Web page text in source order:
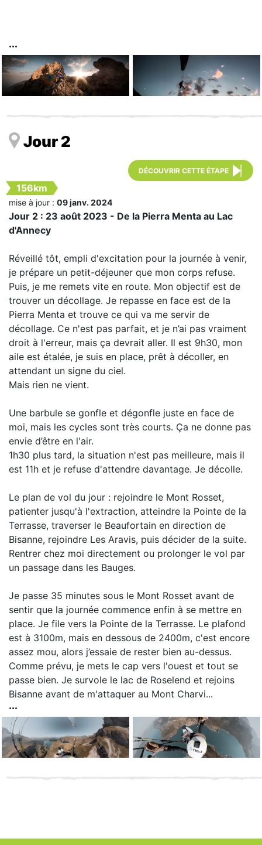
Jour 2
DÉCOUVRIR CETTE ÉTAPE
156km
mise à jour : 09 janv. 2024
Jour 2 : 23 août 2023 - De la Pierra Menta au Lac
d'Annecy
Réveillé tôt, empli d'excitation pour la journée à venir,
je prépare un petit-déjeuner que mon corps refuse.
Puis, je me remets vite en route. Mon objectif est de
trouver un décollage. Je repasse en face est de la
Pierra Menta et trouve ce qui va me servir de
décollage. Ce n'est pas parfait, et je n’ai pas vraiment
droit à l'erreur, mais ça devrait aller. Il est 9h30, mon
aile est étalée, je suis en place, prêt à décoller, en
attendant un signe du ciel.
Mais rien ne vient.
Une barbule se gonfle et dégonfle juste en face de
moi, mais les cycles sont très courts. Ça ne donne pas
envie d’être en l'air.
1h30 plus tard, la situation n'est pas meilleure, mais il
est 11h et je refuse d'attendre davantage. Je décolle.
Le plan de vol du jour : rejoindre le Mont Rosset,
patienter jusqu'à l'extraction, atteindre la Pointe de la
Terrasse, traverser le Beaufortain en direction de
Bisanne, rejoindre Les Aravis, puis décider de la suite.
Rentrer chez moi directement ou prolonger le vol par
un passage dans les Bauges.
Je passe 35 minutes sous le Mont Rosset avant de
sentir que la journée commence enfin à se mettre en
place. Je file vers la Pointe de la Terrasse. Le plafond
est à 3100m, mais en dessous de 2400m, c'est encore
assez mou, alors j’essaie de rester bien au-dessus.
Comme prévu, je mets le cap vers l'ouest et tout se
passe bien. Je survole le lac de Roselend et rejoins
Bisanne avant de m'attaquer au Mont Charvi...